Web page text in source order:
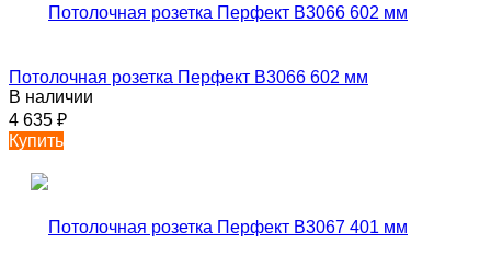
Потолочная розетка Перфект B3066 602 мм
В наличии
4 635 ₽
Купить